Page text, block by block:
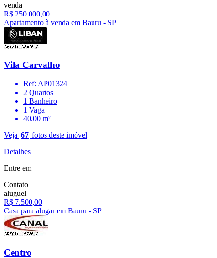
venda
R$ 250.000,00
Apartamento à venda em Bauru - SP
Vila Carvalho
Ref: AP01324
2 Quartos
1 Banheiro
1 Vaga
40.00 m²
Veja 67 fotos deste imóvel
Detalhes
Entre em
Contato
aluguel
R$ 7.500,00
Casa para alugar em Bauru - SP
Centro